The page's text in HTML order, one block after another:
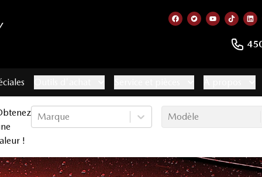
Lien vers notre page
Lien vers notre
Lien vers
Lien
!
Marque Modèle